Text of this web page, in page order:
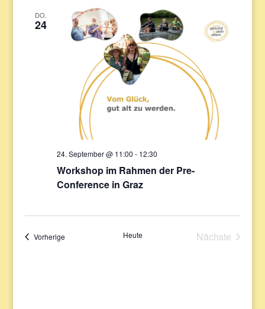
DO.
24
Workshop im Rahmen der Pre-
Conference in Graz
24. September @ 11:00 - 12:30
VorherigeVeranstaltungen Heute
Nächste